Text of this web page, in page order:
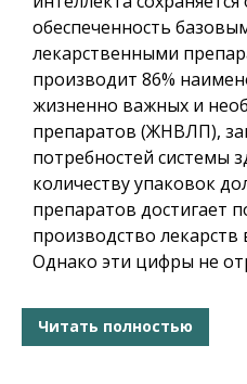
обеспеченность
лекарственными
производит 86%
жизненно важных и
препаратов (ЖНВЛП),
потребностей системы
количеству упаковок
препаратов достигает
производство
Однако эти цифры не
Читать полностью